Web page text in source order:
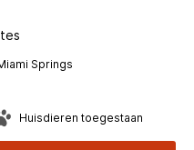
Springs
Huisdieren toegestaan